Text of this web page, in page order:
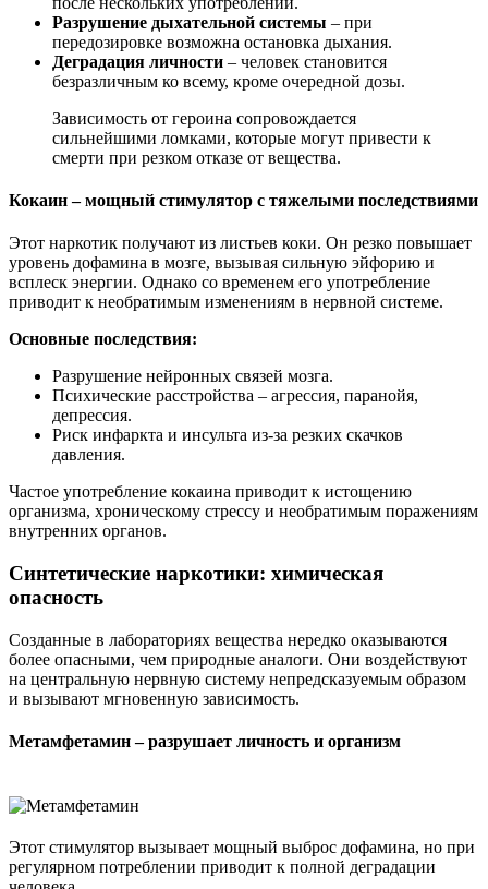
Разрушение дыхательной системы – при
передозировке возможна остановка дыхания.
Деградация личности – человек становится
безразличным ко всему, кроме очередной дозы.
Зависимость от героина сопровождается
сильнейшими ломками, которые могут привести к
смерти при резком отказе от вещества.
Кокаин – мощный стимулятор с тяжелыми последствиями
Этот наркотик получают из листьев коки. Он резко повышает
уровень дофамина в мозге, вызывая сильную эйфорию и
всплеск энергии. Однако со временем его употребление
приводит к необратимым изменениям в нервной системе.
Основные последствия:
Разрушение нейронных связей мозга.
Психические расстройства – агрессия, паранойя,
депрессия.
Риск инфаркта и инсульта из-за резких скачков
давления.
Частое употребление кокаина приводит к истощению
организма, хроническому стрессу и необратимым поражениям
внутренних органов.
Синтетические наркотики: химическая
опасность
Созданные в лабораториях вещества нередко оказываются
более опасными, чем природные аналоги. Они воздействуют
на центральную нервную систему непредсказуемым образом
и вызывают мгновенную зависимость.
Метамфетамин – разрушает личность и организм
Этот стимулятор вызывает мощный выброс дофамина, но при
регулярном потреблении приводит к полной деградации